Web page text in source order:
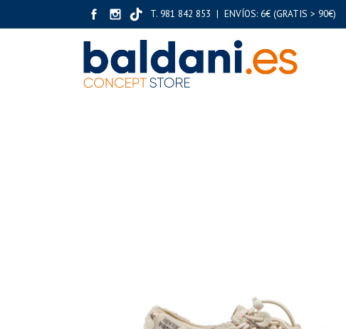
T. 981 842 853 | ENVÍOS: 6€ (GRATIS > 90€)